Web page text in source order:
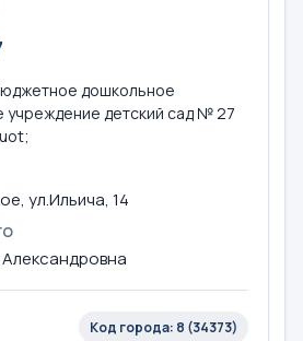
дошкольное
учреждение детский сад № 27
ул.Ильича, 14
Код города: 8 (34373)